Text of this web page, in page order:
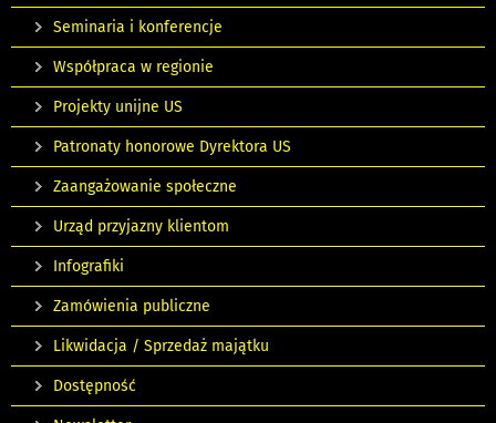
Seminaria i konferencje
Współpraca w regionie
Projekty unijne US
Patronaty honorowe Dyrektora US
Zaangażowanie społeczne
Urząd przyjazny klientom
Infografiki
Zamówienia publiczne
Likwidacja / Sprzedaż majątku
Dostępność